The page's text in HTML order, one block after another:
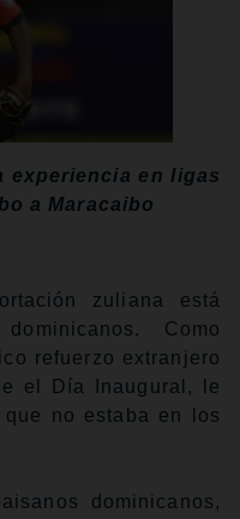
experiencia en ligas
a Maracaibo
zuliana está
Como
refuerzo extranjero
el Día Inaugural, le
no estaba en los
dominicanos,